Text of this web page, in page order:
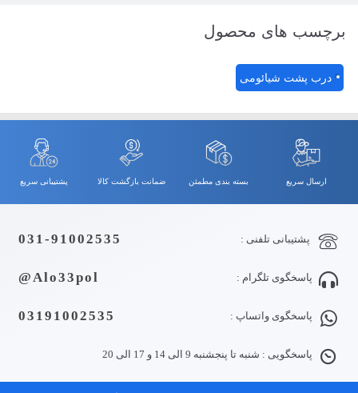
برچسب های محصول
درب پشت شیائومی
ارسال سریع بسته بندی مطمئن ضمانت بازگشت کالا پشتیبانی سریع
پشتیبانی تلفنی : 031-91002535
پاسخگوی تلگرام : Alo33pol@
پاسخگوی واتساپ : 03191002535
پاسخگویی : شنبه تا پنجشنبه 9 الی 14 و 17 الی 20